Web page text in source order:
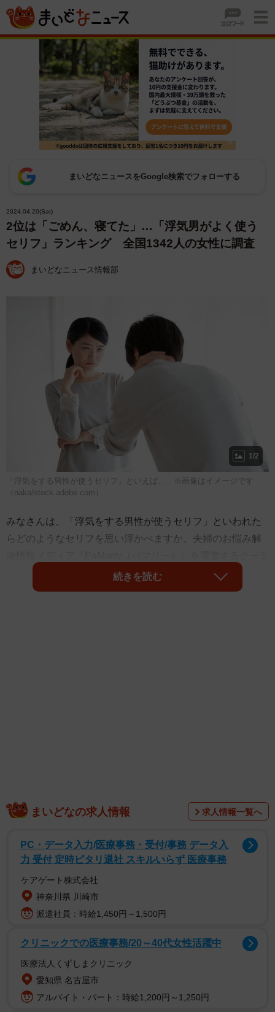
まいどなニュースをGoogle検索でフォローする
2024.04.20(Sat)
2位は「ごめん、寝てた」…「浮気男がよく使う
セリフ」ランキング 全国1342人の女性に調査
まいどなニュース情報部
1/2
「浮気をする男性が使うセリフ」といえば… ※画像はイメージです
（naka/stock.adobe.com）
みなさんは、「浮気をする男性が使うセリフ」といわれた
らどのようなセリフを思い浮かべますか。夫婦のお悩み解
ル株式会社（東京都新宿区）が「男女の恋愛事情」につい
て調査をしたところ、1位は「仕事が忙しくて…」「急に仕
調査は、全国の10～50代の女性1342人を対象として、2023
年11月〜2024年3月の期間にインターネットで実施されま
した。
◇ ◇
その結果、「浮気をする男性（浮気男）がよく使うセリ
フ）は、1位「仕事が忙しくて…」「急に仕事が入っちゃっ
て…」、2位「ごめん、寝てた」、3位「今何している？」
「どこにいるの？」、4位「浮気しないでね」「絶対、浮気
続きを読む
まいどなの求人情報 求人情報一覧へ
PC・データ入力/医療事務・受付/事務 データ入
力 受付 定時ピタリ退社 スキルいらず 医療事務
ケアゲート株式会社
神奈川県 川崎市
派遣社員：時給1,450円～1,500円
クリニックでの医療事務/20～40代女性活躍中
医療法人くずしまクリニック
愛知県 名古屋市
アルバイト・パート：時給1,200円～1,250円